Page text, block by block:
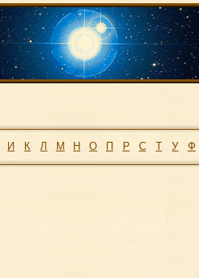
И К Л М Н О П Р С Т У Ф